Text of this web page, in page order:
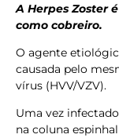
A Herpes Zoster
como cobreiro.
O agente
causada pelo
vírus (HVV/VZV).
Uma vez
na coluna